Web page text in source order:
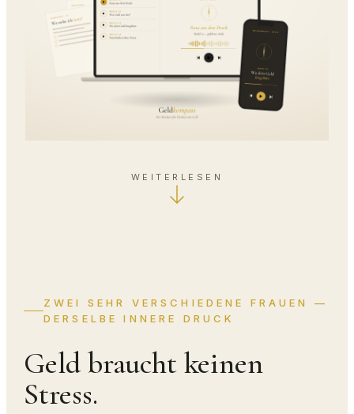
WEITERLESEN
ZWEI SEHR VERSCHIEDENE FRAUEN —
DERSELBE INNERE DRUCK
Geld braucht keinen
Stress.